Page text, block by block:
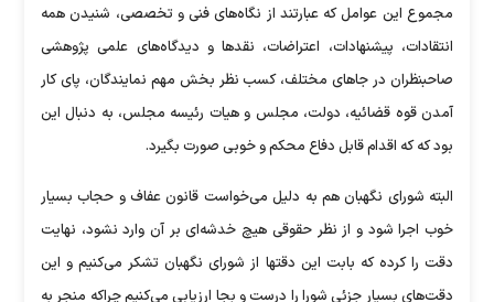
مجموع این عوامل که عبارتند از نگاه‌های فنی و تخصصی، شنیدن همه
انتقادات، پیشنهادات، اعتراضات، نقد‌ها و دیدگاه‌های علمی پژوهشی
صاحبنظران در جا‌های مختلف، کسب نظر بخش مهم نمایندگان، پای کار
آمدن قوه قضائیه، دولت، مجلس و هیات رئیسه مجلس، به دنبال این
بود که که اقدام قابل دفاع محکم و خوبی صورت بگیرد.
البته شورای نگهبان هم به دلیل می‌خواست قانون عفاف و حجاب بسیار
خوب اجرا شود و از نظر حقوقی هیچ خدشه‌ای بر آن وارد نشود، نهایت
دقت را کرده که بابت این دقت‎ها از شورای نگهبان تشکر می‌کنیم و این
دقت‌های بسیار جزئی شورا را درست و بجا ارزیابی می‌کنیم چراکه منجر به